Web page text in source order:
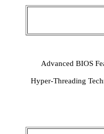
Advanced BIOS
Hyper-Threading